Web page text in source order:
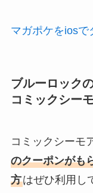
マガポケをiosで
ブルーロック
コミックシー
コミックシーモ
のクーポンがも
方はぜひ利用し